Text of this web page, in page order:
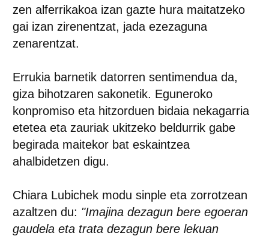
zen alferrikakoa izan gazte hura maitatzeko
gai izan zirenentzat, jada ezezaguna
zenarentzat.
Errukia barnetik datorren sentimendua da,
giza bihotzaren sakonetik. Eguneroko
konpromiso eta hitzorduen bidaia nekagarria
etetea eta zauriak ukitzeko beldurrik gabe
begirada maitekor bat eskaintzea
ahalbidetzen digu.
Chiara Lubichek modu sinple eta zorrotzean
azaltzen du: "Imajina dezagun bere egoeran
gaudela eta trata dezagun bere lekuan